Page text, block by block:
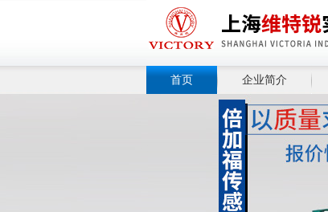
首页 企业简介